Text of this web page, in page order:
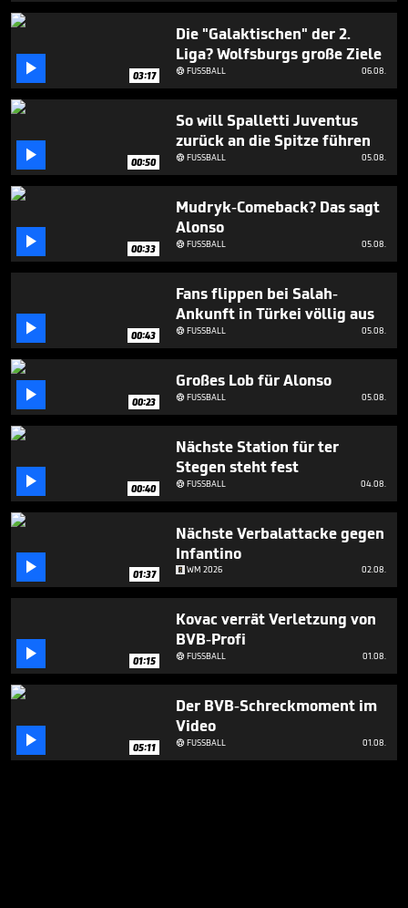
minute,
seconds
 03:17
Die "Galaktischen" der 2.
Liga? Wolfsburgs große Ziele
FUSSBALL 06.08.
 00:50
So will Spalletti Juventus
zurück an die Spitze führen
FUSSBALL 05.08.
 00:33
Mudryk-Comeback? Das sagt
Alonso
FUSSBALL 05.08.
 00:43
Fans flippen bei Salah-
Ankunft in Türkei völlig aus
FUSSBALL 05.08.
 00:23
Großes Lob für Alonso
FUSSBALL 05.08.
 00:40
Nächste Station für ter
Stegen steht fest
FUSSBALL 04.08.
 01:37
Nächste Verbalattacke gegen
Infantino
WM 2026 02.08.
 01:15
Kovac verrät Verletzung von
BVB-Profi
FUSSBALL 01.08.
 05:11
Der BVB-Schreckmoment im
Video
FUSSBALL 01.08.